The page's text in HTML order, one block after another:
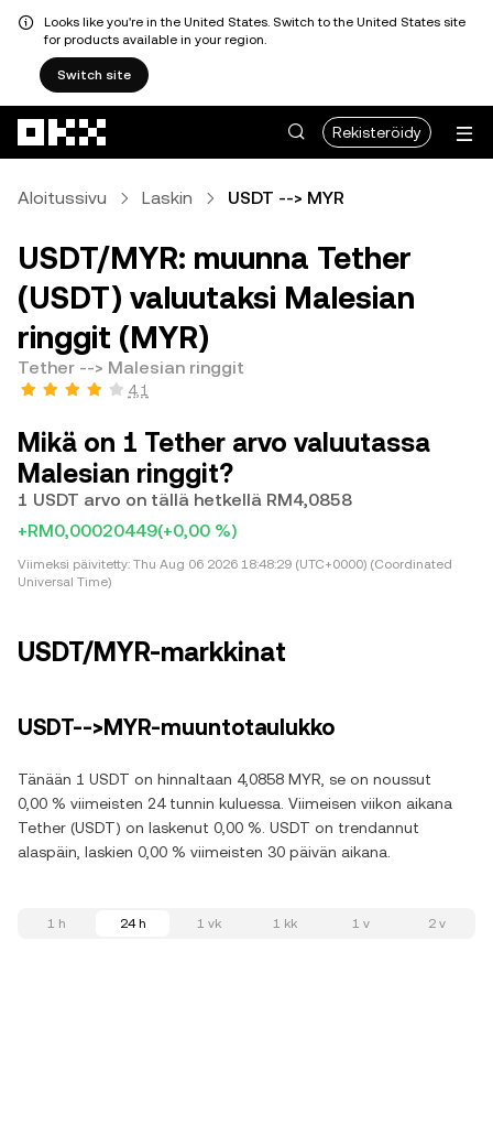
Looks like you're in the United States. Switch to the United States site
for products available in your region.
Switch site
Rekisteröidy
Aloitussivu Laskin USDT --> MYR
USDT/MYR: muunna Tether
(USDT) valuutaksi Malesian
ringgit (MYR)
Tether --> Malesian ringgit
4,1
Mikä on 1 Tether arvo valuutassa
Malesian ringgit?
1 USDT arvo on tällä hetkellä RM4,0858
+RM0,00020449(+0,00 %)
Viimeksi päivitetty: Thu Aug 06 2026 18:48:29 (UTC+0000) (Coordinated
Universal Time)
USDT/MYR-markkinat
USDT-->MYR-muuntotaulukko
Tänään 1 USDT on hinnaltaan 4,0858 MYR, se on noussut
0,00 % viimeisten 24 tunnin kuluessa. Viimeisen viikon aikana
Tether (USDT) on laskenut 0,00 %. USDT on trendannut
alaspäin, laskien 0,00 % viimeisten 30 päivän aikana.
1 h 24 h 1 vk 1 kk 1 v 2 v